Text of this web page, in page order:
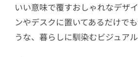
いい意味で覆すおしゃれなデザ
ンやデスクに置いてあるだけで
うな、暮らしに馴染むビジュアル